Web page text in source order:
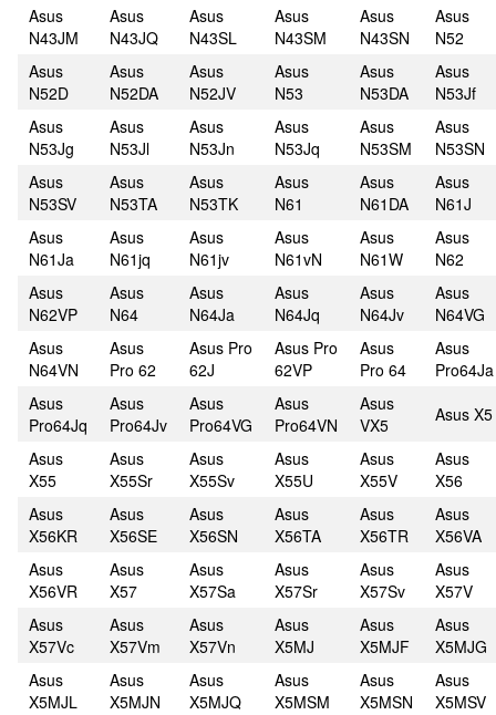
Asus
N43JM
Asus
N43JQ
Asus
N43SL
Asus
N43SM
Asus
N43SN
Asus
N52
Asus
N52D
Asus
N52DA
Asus
N52JV
Asus
N53
Asus
N53DA
Asus
N53Jf
Asus
N53Jg
Asus
N53Jl
Asus
N53Jn
Asus
N53Jq
Asus
N53SM
Asus
N53SN
Asus
N53SV
Asus
N53TA
Asus
N53TK
Asus
N61
Asus
N61DA
Asus
N61J
Asus
N61Ja
Asus
N61jq
Asus
N61jv
Asus
N61vN
Asus
N61W
Asus
N62
Asus
N62VP
Asus
N64
Asus
N64Ja
Asus
N64Jq
Asus
N64Jv
Asus
N64VG
Asus
N64VN
Asus
Pro 62
Asus Pro
62J
Asus Pro
62VP
Asus
Pro 64
Asus
Pro64Ja
Asus
Pro64Jq
Asus
Pro64Jv
Asus
Pro64VG
Asus
Pro64VN
Asus
VX5
Asus X5
Asus
X55
Asus
X55Sr
Asus
X55Sv
Asus
X55U
Asus
X55V
Asus
X56
Asus
X56KR
Asus
X56SE
Asus
X56SN
Asus
X56TA
Asus
X56TR
Asus
X56VA
Asus
X56VR
Asus
X57
Asus
X57Sa
Asus
X57Sr
Asus
X57Sv
Asus
X57V
Asus
X57Vc
Asus
X57Vm
Asus
X57Vn
Asus
X5MJ
Asus
X5MJF
Asus
X5MJG
Asus
X5MJL
Asus
X5MJN
Asus
X5MJQ
Asus
X5MSM
Asus
X5MSN
Asus
X5MSV